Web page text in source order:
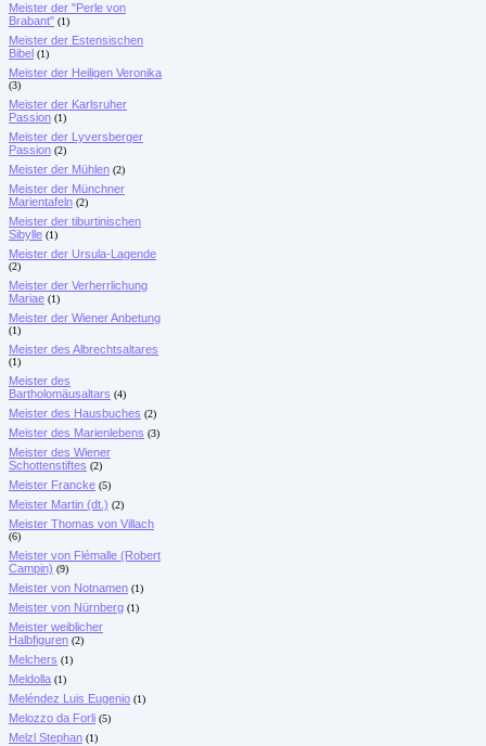
Meister der "Perle von
Brabant" (1)
Meister der Estensischen
Bibel (1)
Meister der Heiligen Veronika
(3)
Meister der Karlsruher
Passion (1)
Meister der Lyversberger
Passion (2)
Meister der Mühlen (2)
Meister der Münchner
Marientafeln (2)
Meister der tiburtinischen
Sibylle (1)
Meister der Ursula-Lagende
(2)
Meister der Verherrlichung
Mariae (1)
Meister der Wiener Anbetung
(1)
Meister des Albrechtsaltares
(1)
Meister des
Bartholomäusaltars (4)
Meister des Hausbuches (2)
Meister des Marienlebens (3)
Meister des Wiener
Schottenstiftes (2)
Meister Francke (5)
Meister Martin (dt.) (2)
Meister Thomas von Villach
(6)
Meister von Flémalle (Robert
Campin) (9)
Meister von Notnamen (1)
Meister von Nürnberg (1)
Meister weiblicher
Halbfiguren (2)
Melchers (1)
Meldolla (1)
Meléndez Luis Eugenio (1)
Melozzo da Forli (5)
Melzl Stephan (1)